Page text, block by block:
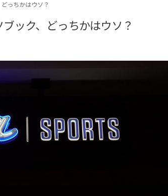
っちかはウソ？
ック、どっちかはウソ？